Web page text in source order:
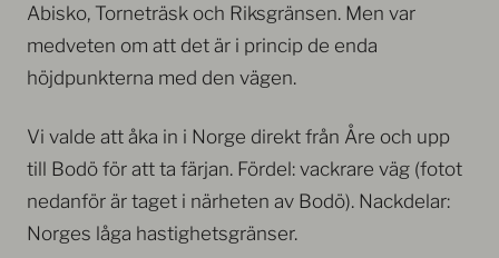
Abisko, Torneträsk och Riksgränsen. Men var
medveten om att det är i princip de enda
höjdpunkterna med den vägen.
Vi valde att åka in i Norge direkt från Åre och upp
till Bodö för att ta färjan. Fördel: vackrare väg (fotot
nedanför är taget i närheten av Bodö). Nackdelar:
Norges låga hastighetsgränser.